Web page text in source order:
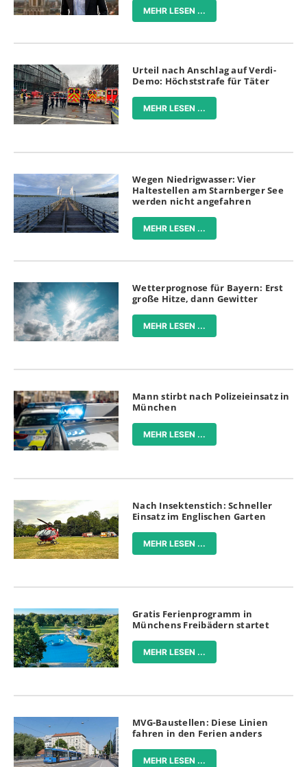
MEHR LESEN ...
Urteil nach Anschlag auf Verdi-
Demo: Höchststrafe für Täter
MEHR LESEN ...
Wegen Niedrigwasser: Vier
Haltestellen am Starnberger See
werden nicht angefahren
MEHR LESEN ...
Wetterprognose für Bayern: Erst
große Hitze, dann Gewitter
MEHR LESEN ...
Mann stirbt nach Polizeieinsatz in
München
MEHR LESEN ...
Nach Insektenstich: Schneller
Einsatz im Englischen Garten
MEHR LESEN ...
Gratis Ferienprogramm in
Münchens Freibädern startet
MEHR LESEN ...
MVG-Baustellen: Diese Linien
fahren in den Ferien anders
MEHR LESEN ...